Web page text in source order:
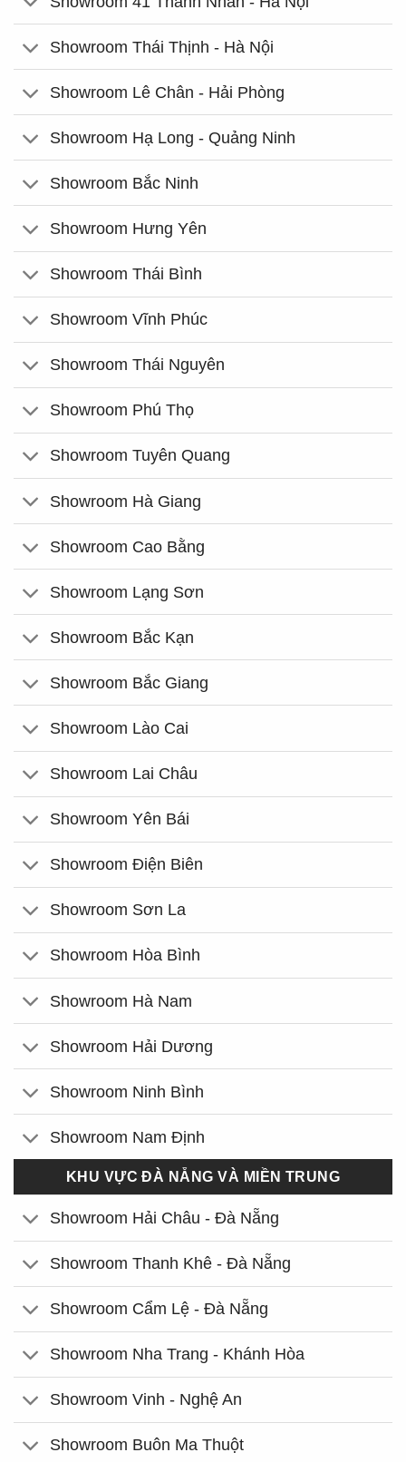
Showroom Thái Thịnh - Hà Nội
Showroom Lê Chân - Hải Phòng
Showroom Hạ Long - Quảng Ninh
Showroom Bắc Ninh
Showroom Hưng Yên
Showroom Thái Bình
Showroom Vĩnh Phúc
Showroom Thái Nguyên
Showroom Phú Thọ
Showroom Tuyên Quang
Showroom Hà Giang
Showroom Cao Bằng
Showroom Lạng Sơn
Showroom Bắc Kạn
Showroom Bắc Giang
Showroom Lào Cai
Showroom Lai Châu
Showroom Yên Bái
Showroom Điện Biên
Showroom Sơn La
Showroom Hòa Bình
Showroom Hà Nam
Showroom Hải Dương
Showroom Ninh Bình
Showroom Nam Định
KHU VỰC ĐÀ NẴNG VÀ MIỀN TRUNG
Showroom Hải Châu - Đà Nẵng
Showroom Thanh Khê - Đà Nẵng
Showroom Cẩm Lệ - Đà Nẵng
Showroom Nha Trang - Khánh Hòa
Showroom Vinh - Nghệ An
Showroom Buôn Ma Thuột